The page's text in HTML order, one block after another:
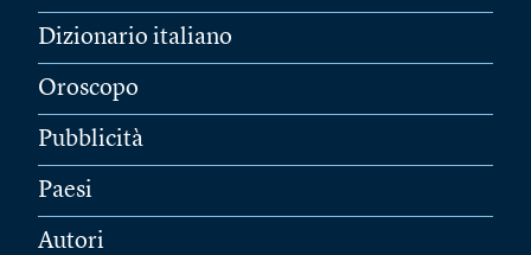
Dizionario italiano
Oroscopo
Pubblicità
Paesi
Autori